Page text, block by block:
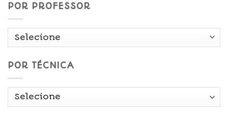
POR PROFESSOR
POR TÉCNICA